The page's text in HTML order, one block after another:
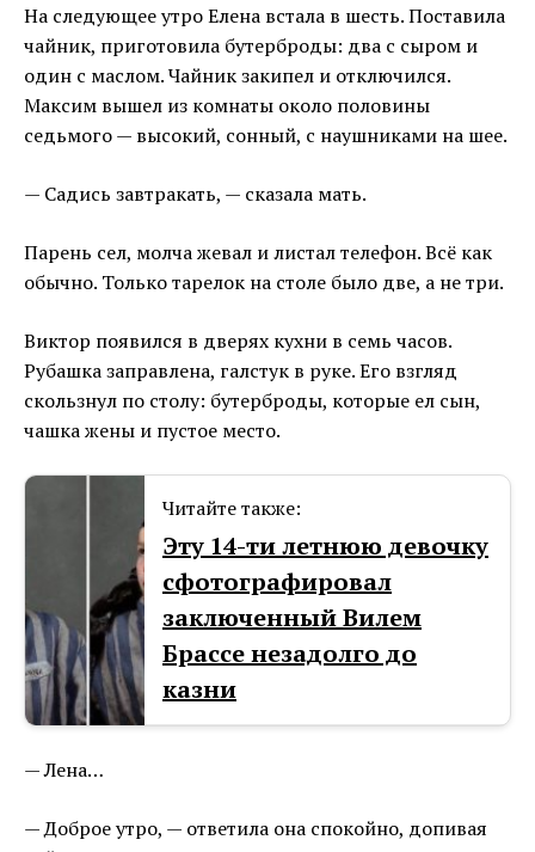
На следующее утро Елена встала в шесть. Поставила
чайник, приготовила бутерброды: два с сыром и
один с маслом. Чайник закипел и отключился.
Максим вышел из комнаты около половины
седьмого — высокий, сонный, с наушниками на шее.
— Садись завтракать, — сказала мать.
Парень сел, молча жевал и листал телефон. Всё как
обычно. Только тарелок на столе было две, а не три.
Виктор появился в дверях кухни в семь часов.
Рубашка заправлена, галстук в руке. Его взгляд
скользнул по столу: бутерброды, которые ел сын,
чашка жены и пустое место.
Читайте также:
Эту 14-ти летнюю девочку
сфотографировал
заключенный Вилем
Брассе незадолго до
казни
— Лена…
— Доброе утро, — ответила она спокойно, допивая